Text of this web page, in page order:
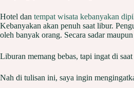
Hotel dan tempat wisata kebanyakan
Kebanyakan akan penuh saat libur.
oleh banyak orang. Secara sadar
Liburan memang bebas, tapi ingat di
Nah di tulisan ini, saya ingin